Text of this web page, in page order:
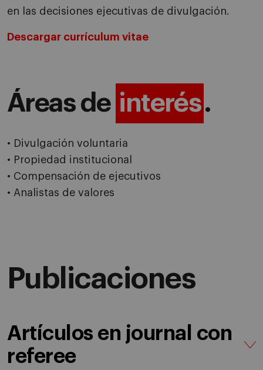
en las decisiones ejecutivas de divulgación.
Descargar currículum vitae
Áreas de interés.
• Divulgación voluntaria
• Propiedad institucional
• Compensación de ejecutivos
• Analistas de valores
Publicaciones
Artículos en journal con
referee